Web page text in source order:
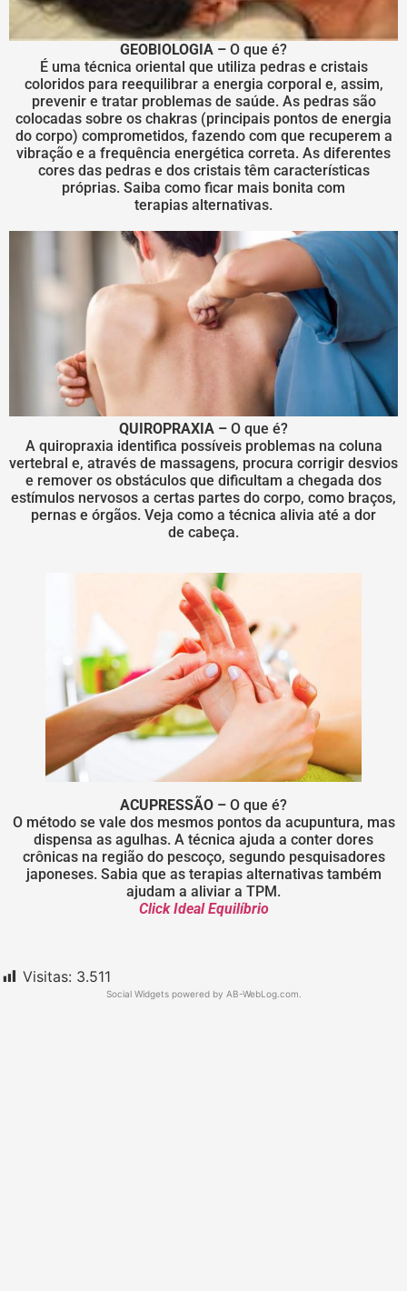
GEOBIOLOGIA – O que é?
É uma técnica oriental que utiliza pedras e cristais
coloridos para reequilibrar a energia corporal e, assim,
prevenir e tratar problemas de saúde. As pedras são
colocadas sobre os chakras (principais pontos de energia
do corpo) comprometidos, fazendo com que recuperem a
vibração e a frequência energética correta. As diferentes
cores das pedras e dos cristais têm características
próprias. Saiba como ficar mais bonita com
terapias alternativas.
QUIROPRAXIA – O que é?
A quiropraxia identifica possíveis problemas na coluna
vertebral e, através de massagens, procura corrigir desvios
e remover os obstáculos que dificultam a chegada dos
estímulos nervosos a certas partes do corpo, como braços,
pernas e órgãos. Veja como a técnica alivia até a dor
de cabeça.
ACUPRESSÃO – O que é?
O método se vale dos mesmos pontos da acupuntura, mas
dispensa as agulhas. A técnica ajuda a conter dores
crônicas na região do pescoço, segundo pesquisadores
japoneses. Sabia que as terapias alternativas também
ajudam a aliviar a TPM.
Click Ideal Equilíbrio
Visitas: 3.511
Social Widgetspowered by AB-WebLog.com